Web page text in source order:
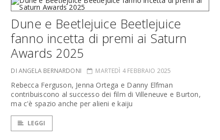
Dune e Beetlejuice Beetlejuice
fanno incetta di premi ai Saturn
Awards 2025
DI ANGELA BERNARDONI MARTEDÌ 4 FEBBRAIO 2025
Rebecca Ferguson, Jenna Ortega e Danny Elfman
contribuiscono al successo dei film di Villeneuve e Burton,
ma c'è spazio anche per alieni e kaiju
LEGGI